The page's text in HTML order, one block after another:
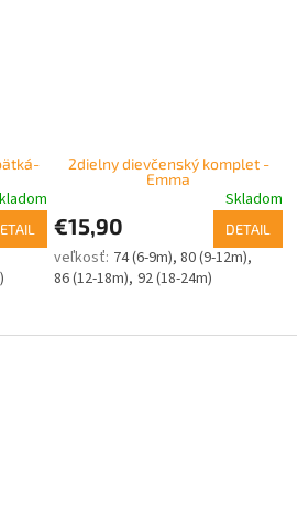
2dielny dievčenský komplet -
Emma
Skladom
€15,90 DETAIL
74 (6-9m) 80 (9-12m)
86 (12-18m) 92 (18-24m)